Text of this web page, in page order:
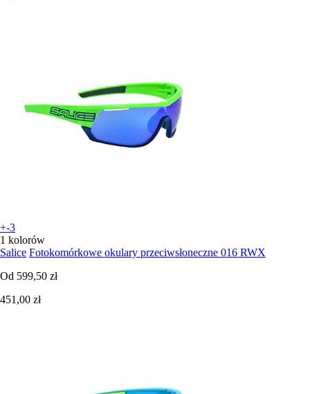
+-3
1 kolorów
Salice Fotokomórkowe okulary przeciwsłoneczne 016 RWX
Od 599,50 zł
451,00 zł